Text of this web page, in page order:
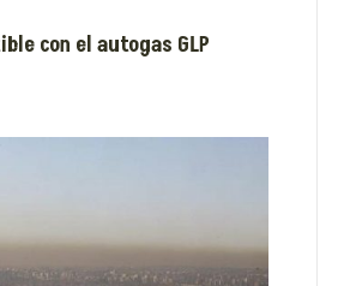
con el autogas GLP